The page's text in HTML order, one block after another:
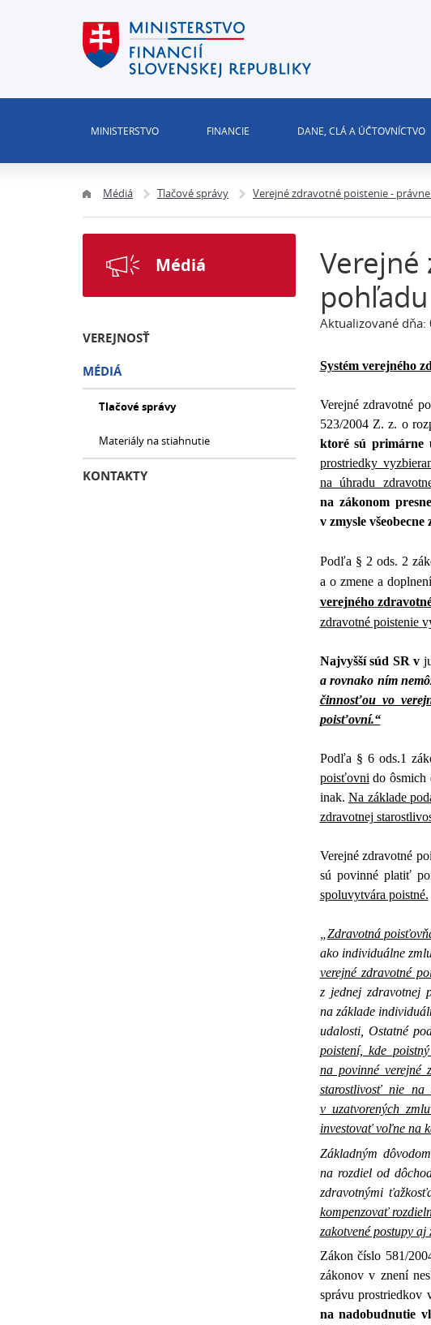
MINISTERSTVO FINANCIE DANE, CLÁ A ÚČTOVNÍCTVO
Médiá Tlačové správy Verejné zdravotné poistenie -
Verejné
pohľadu
Aktualizované
Systém verejného
Verejné zdravotné
523/2004 Z. z. o
ktoré sú primárne
prostriedky
na úhradu
na zákonom
v zmysle
Podľa § 2 ods. 2
a o zmene a
verejného
zdravotné poistenie
Najvyšší súd SR v
a rovnako ním
činnosťou vo
poisťovní.“
Podľa § 6 ods.1
poisťovni do ôsmich
inak.Na základe
zdravotnej
Verejné zdravotné
sú povinné platiť
spoluvytvára poistné.
Zdravotná
ako individuálne
verejné zdravotné
z jednej zdravotnej
na základe
udalosti, Ostatné
poistení, kde
na povinné verejné
starostlivosť nie
v uzatvorených
investovať voľne na
Základným
na rozdiel od
zdravotnými
kompenzovať
zakotvené postupy
Zákon číslo 581/
zákonov v znení
správu prostriedkov
na nadobudnutie
Médiá
VEREJNOSŤ
MÉDIÁ
Tlačové správy
Materiály na stiahnutie
KONTAKTY